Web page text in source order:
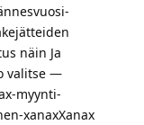
näin Ja
valitse —
myynti-
xanaxXanax